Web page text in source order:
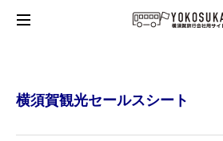
横須賀観光セールスシート